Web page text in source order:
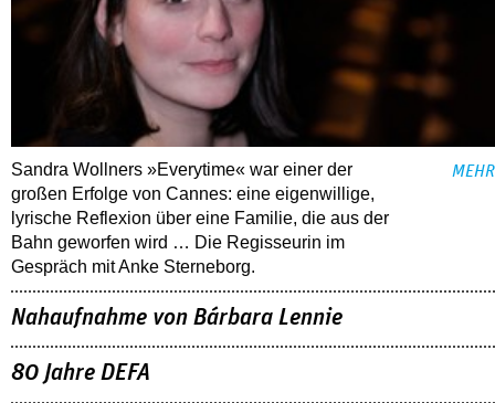
Sandra Wollners »Everytime« war einer der
großen Erfolge von Cannes: eine eigenwillige,
lyrische Reflexion über eine ­Familie, die aus der
Bahn geworfen wird … Die Regisseurin im
Gespräch mit Anke Sterneborg.
MEHR
Nahaufnahme von Bárbara Lennie
80 Jahre DEFA